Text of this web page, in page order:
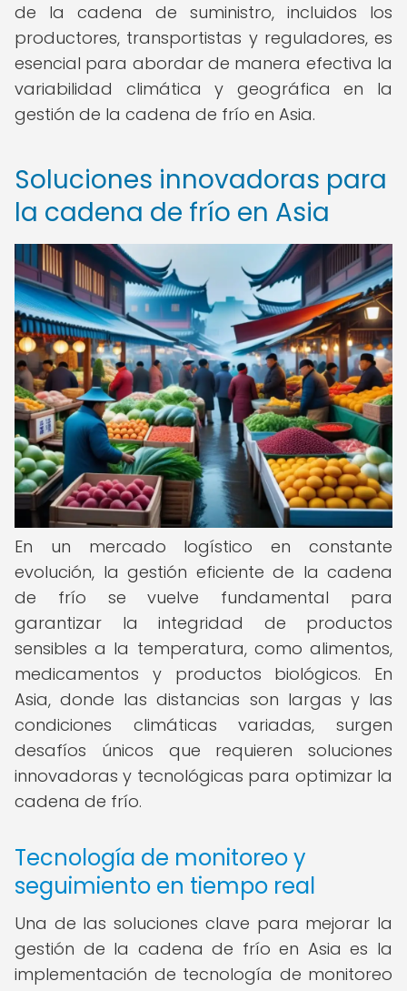
de la cadena de suministro, incluidos los
productores, transportistas y reguladores, es
esencial para abordar de manera efectiva la
variabilidad climática y geográfica en la
gestión de la cadena de frío en Asia.
Soluciones innovadoras para
la cadena de frío en Asia
En un mercado logístico en constante
evolución, la gestión eficiente de la cadena
de frío se vuelve fundamental para
garantizar la integridad de productos
sensibles a la temperatura, como alimentos,
medicamentos y productos biológicos. En
Asia, donde las distancias son largas y las
condiciones climáticas variadas, surgen
desafíos únicos que requieren soluciones
innovadoras y tecnológicas para optimizar la
cadena de frío.
Tecnología de monitoreo y
seguimiento en tiempo real
Una de las soluciones clave para mejorar la
gestión de la cadena de frío en Asia es la
implementación de tecnología de monitoreo